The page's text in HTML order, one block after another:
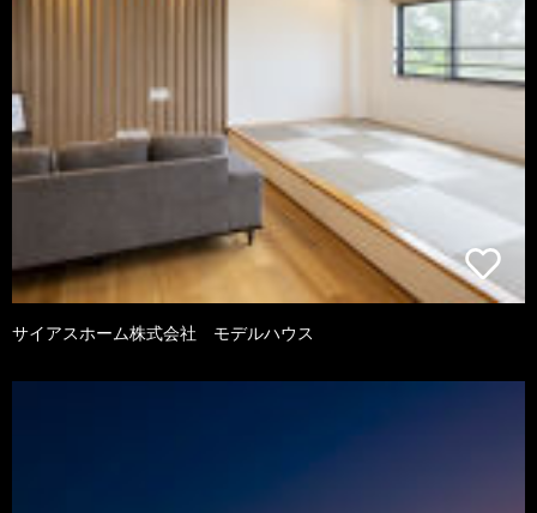
サイアスホーム株式会社 モデルハウス